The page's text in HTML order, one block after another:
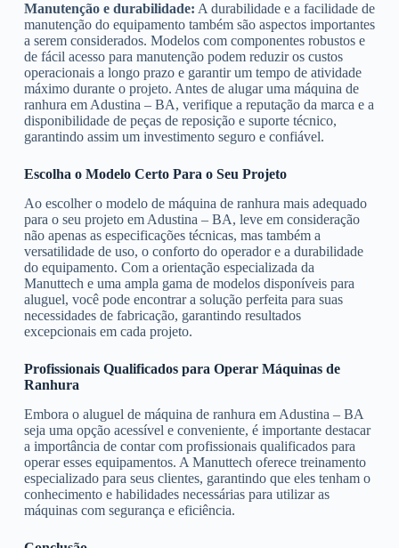
Manutenção e durabilidade: A durabilidade e a facilidade de
manutenção do equipamento também são aspectos importantes
a serem considerados. Modelos com componentes robustos e
de fácil acesso para manutenção podem reduzir os custos
operacionais a longo prazo e garantir um tempo de atividade
máximo durante o projeto. Antes de alugar uma máquina de
ranhura em Adustina – BA, verifique a reputação da marca e a
disponibilidade de peças de reposição e suporte técnico,
garantindo assim um investimento seguro e confiável.
Escolha o Modelo Certo Para o Seu Projeto
Ao escolher o modelo de máquina de ranhura mais adequado
para o seu projeto em Adustina – BA, leve em consideração
não apenas as especificações técnicas, mas também a
versatilidade de uso, o conforto do operador e a durabilidade
do equipamento. Com a orientação especializada da
Manuttech e uma ampla gama de modelos disponíveis para
aluguel, você pode encontrar a solução perfeita para suas
necessidades de fabricação, garantindo resultados
excepcionais em cada projeto.
Profissionais Qualificados para Operar Máquinas de
Ranhura
Embora o aluguel de máquina de ranhura em Adustina – BA
seja uma opção acessível e conveniente, é importante destacar
a importância de contar com profissionais qualificados para
operar esses equipamentos. A Manuttech oferece treinamento
especializado para seus clientes, garantindo que eles tenham o
conhecimento e habilidades necessárias para utilizar as
máquinas com segurança e eficiência.